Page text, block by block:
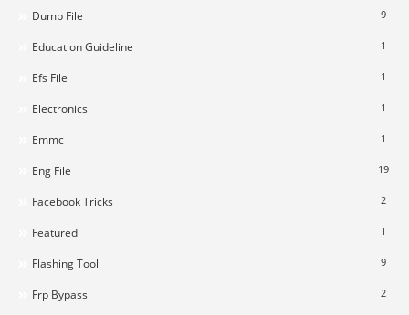
Dump File 9
Education Guideline 1
Efs File 1
Electronics 1
Emmc 1
Eng File 19
Facebook Tricks 2
Featured 1
Flashing Tool 9
Frp Bypass 2